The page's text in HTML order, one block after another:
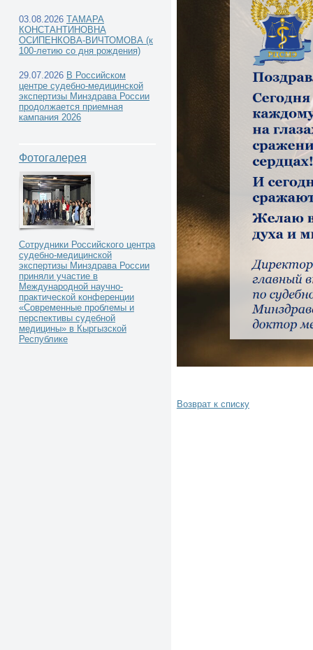
03.08.2026 ТАМАРА
КОНСТАНТИНОВНА
ОСИПЕНКОВА-ВИЧТОМОВА (к
100-летию со дня рождения)
29.07.2026 В Российском
центре судебно-медицинской
экспертизы Минздрава России
продолжается приемная
кампания 2026
Фотогалерея
Сотрудники Российского центра
судебно-медицинской
экспертизы Минздрава России
приняли участие в
Международной научно-
практической конференции
«Современные проблемы и
перспективы судебной
медицины» в Кыргызской
Республике
Возврат к списку